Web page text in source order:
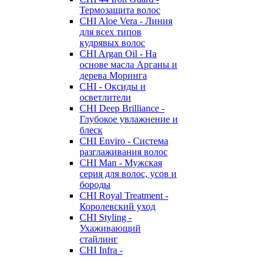
Термозащита волос
CHI Aloe Vera - Линия
для всех типов
кудрявых волос
CHI Argan Oil - На
основе масла Арганы и
дерева Моринга
CHI - Оксиды и
осветлители
CHI Deep Brilliance -
Глубокое увлажнение и
блеск
CHI Enviro - Система
разглаживания волос
CHI Man - Мужская
серия для волос, усов и
бороды
CHI Royal Treatment -
Королевский уход
CHI Styling -
Ухаживающий
стайлинг
CHI Infra -